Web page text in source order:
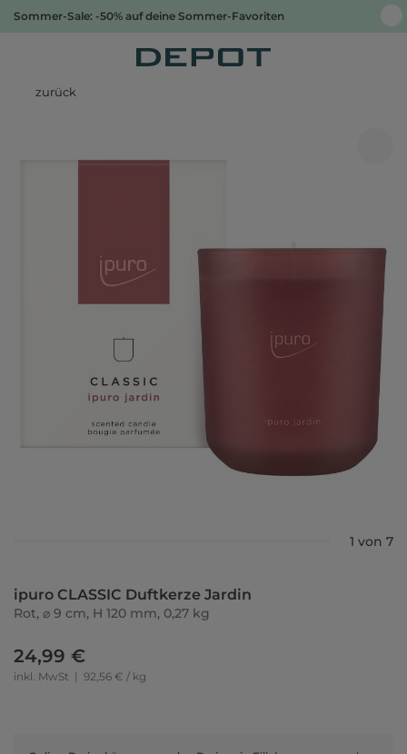
Sommer-Sale: -50% auf deine Sommer-Favoriten
zurück
1 von 7
ipuro CLASSIC Duftkerze Jardin
Rot, ⌀ 9 cm, H 120 mm, 0,27 kg
24,99 €
inkl. MwSt | 92,56 € / kg